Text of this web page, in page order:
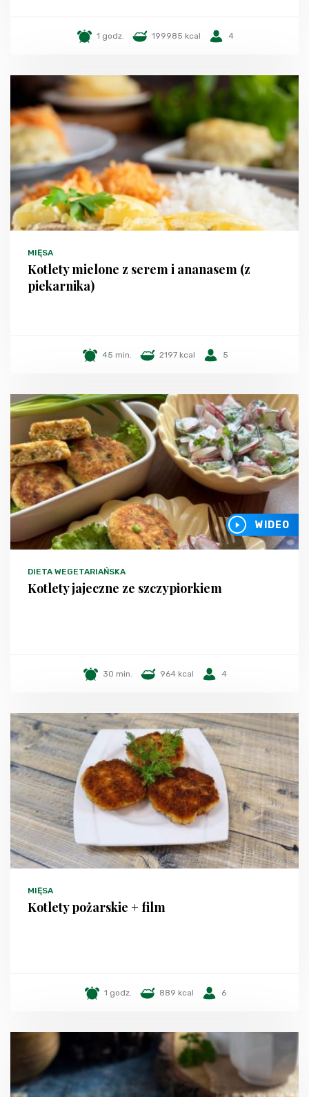
1 godz. 199985 kcal 4
MIĘSA
Kotlety mielone z serem i ananasem (z
piekarnika)
45 min. 2197 kcal 5
WIDEO
DIETA WEGETARIAŃSKA
Kotlety jajeczne ze szczypiorkiem
30 min. 964 kcal 4
MIĘSA
Kotlety pożarskie + film
1 godz. 889 kcal 6